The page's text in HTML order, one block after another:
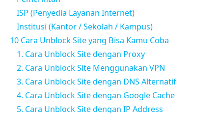
ISP (Penyedia Layanan Internet)
Institusi (Kantor / Sekolah / Kampus)
10 Cara Unblock Site yang Bisa Kamu Coba
1. Cara Unblock Site dengan Proxy
2. Cara Unblock Site Menggunakan VPN
3. Cara Unblock Site dengan DNS Alternatif
4. Cara Unblock Site dengan Google Cache
5. Cara Unblock Site dengan IP Address